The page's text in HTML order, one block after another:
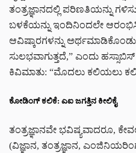
ತಂತ್ರಜ್ಞಾನದಲ್ಲಿ ಪರಿಣತಿಯನ್ನು
ಬಳಕೆಯನ್ನು ಇಂದಿನಿಂದಲೇ
ಆವಿಷ್ಕಾರಗಳನ್ನು
ಸುಲಭವಾಗುತ್ತದೆ,” ಎಂದು
ಕಿವಿಮಾತು: “ಮೊದಲು ಕಲಿಯಲು
ಕೋಡಿಂಗ್ ಕಲಿಕೆ: ಎಐ ಜಗತ್ತಿನ ಕೀಲಿಕೈ
ತಂತ್ರಜ್ಞಾನವೇ ಭವಿಷ್ಯವಾದರೂ,
(ವಿಜ್ಞಾನ, ತಂತ್ರಜ್ಞಾನ,